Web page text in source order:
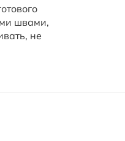
швами,
не